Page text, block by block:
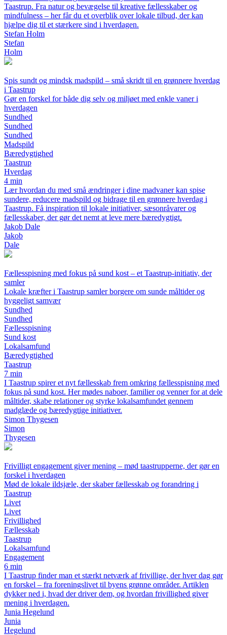
Taastrup. Fra natur og bevægelse til kreative fællesskaber og
mindfulness – her får du et overblik over lokale tilbud, der kan
hjælpe dig til et stærkere sind i hverdagen.
Stefan Holm
Stefan
Holm
Spis sundt og mindsk madspild – små skridt til en grønnere hverdag
i Taastrup
Gør en forskel for både dig selv og miljøet med enkle vaner i
hverdagen
Sundhed
Sundhed
Sundhed
Madspild
Bæredygtighed
Taastrup
Hverdag
4 min
Lær hvordan du med små ændringer i dine madvaner kan spise
sundere, reducere madspild og bidrage til en grønnere hverdag i
Taastrup. Få inspiration til lokale initiativer, sæsonråvarer og
fællesskaber, der gør det nemt at leve mere bæredygtigt.
Jakob Dale
Jakob
Dale
Fællesspisning med fokus på sund kost – et Taastrup-initiativ, der
samler
Lokale kræfter i Taastrup samler borgere om sunde måltider og
hyggeligt samvær
Sundhed
Sundhed
Fællesspisning
Sund kost
Lokalsamfund
Bæredygtighed
Taastrup
7 min
I Taastrup spirer et nyt fællesskab frem omkring fællesspisning med
fokus på sund kost. Her mødes naboer, familier og venner for at dele
måltider, skabe relationer og styrke lokalsamfundet gennem
madglæde og bæredygtige initiativer.
Simon Thygesen
Simon
Thygesen
Frivilligt engagement giver mening – mød taastrupperne, der gør en
forskel i hverdagen
Mød de lokale ildsjæle, der skaber fællesskab og forandring i
Taastrup
Livet
Livet
Frivillighed
Fællesskab
Taastrup
Lokalsamfund
Engagement
6 min
I Taastrup finder man et stærkt netværk af frivillige, der hver dag gør
en forskel – fra foreningslivet til byens grønne områder. Artiklen
dykker ned i, hvad der driver dem, og hvordan frivillighed giver
mening i hverdagen.
Junia Hegelund
Junia
Hegelund